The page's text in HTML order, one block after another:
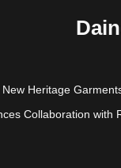
New Heritage
Collaboration with